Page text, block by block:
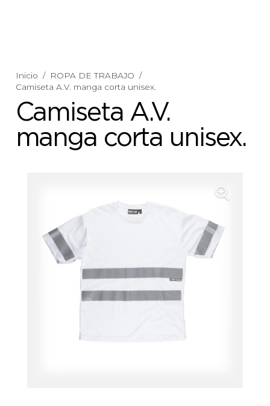
Inicio / ROPA DE TRABAJO /
Camiseta A.V. manga corta unisex.
Camiseta A.V.
manga corta unisex.